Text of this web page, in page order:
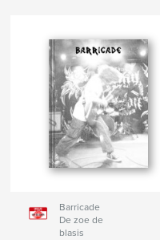
Barricade
De zoe de
blasis